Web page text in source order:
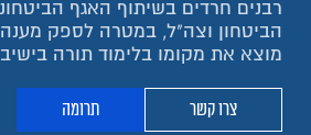
רבנים חרדים בשיתוף האגף
הביטחון וצה"ל, במטרה לספק מענה
מוצא את מקומו בלימוד תורה
צרו קשר תרומה